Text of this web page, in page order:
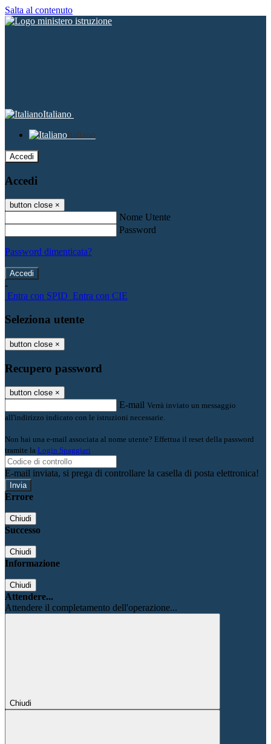
Salta al contenuto
Italiano
Italiano
Accedi
Accedi
button close ×
Nome Utente
Password
Password dimenticata?
-
Entra con SPID Entra con CIE
Seleziona utente
button close ×
Recupero password
button close ×
E-mail Verrà inviato un messaggio
all'indirizzo indicato con le istruzioni necessarie.
Non hai una e-mail associata al nome utente? Effettua il reset della password
tramite la Login Spaggiari
E-mail inviata, si prega di controllare la casella di posta elettronica!
Errore
Chiudi
Successo
Chiudi
Informazione
Chiudi
Attendere...
Attendere il completamento dell'operazione...
Chiudi